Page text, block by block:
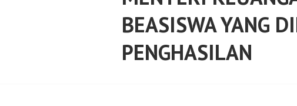
BEASISWA YANG
PENGHASILAN